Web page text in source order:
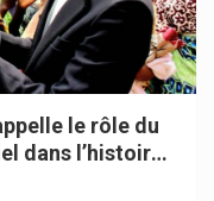
le rôle du
dans l’histoire